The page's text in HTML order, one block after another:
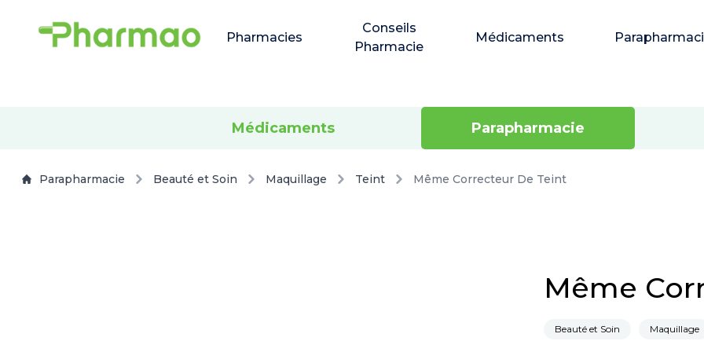
Pharmacies
Conseils
Pharmacie
Médicaments
Médicaments Parapharmacie
Parapharmacie Beauté et Soin Maquillage Teint Même Correcteur De Teint
Même
Beauté et Soin Maquillage